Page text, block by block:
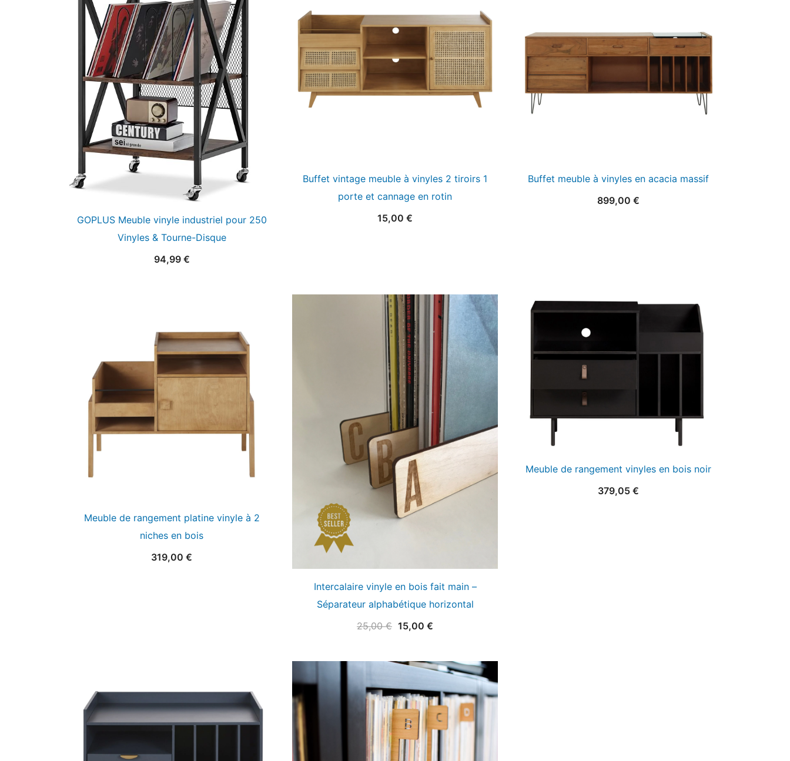
GOPLUS Meuble vinyle industriel pour 250
Vinyles & Tourne-Disque
94,99 €
Buffet vintage meuble à vinyles 2 tiroirs 1
porte et cannage en rotin
15,00 €
Buffet meuble à vinyles en acacia massif
899,00 €
Meuble de rangement platine vinyle à 2
niches en bois
319,00 €
Intercalaire vinyle en bois fait main –
Séparateur alphabétique horizontal
25,00€ Le
était :
25,00 €.
15,00 €
est :
15,00 €.
Meuble de rangement vinyles en bois noir
379,05 €